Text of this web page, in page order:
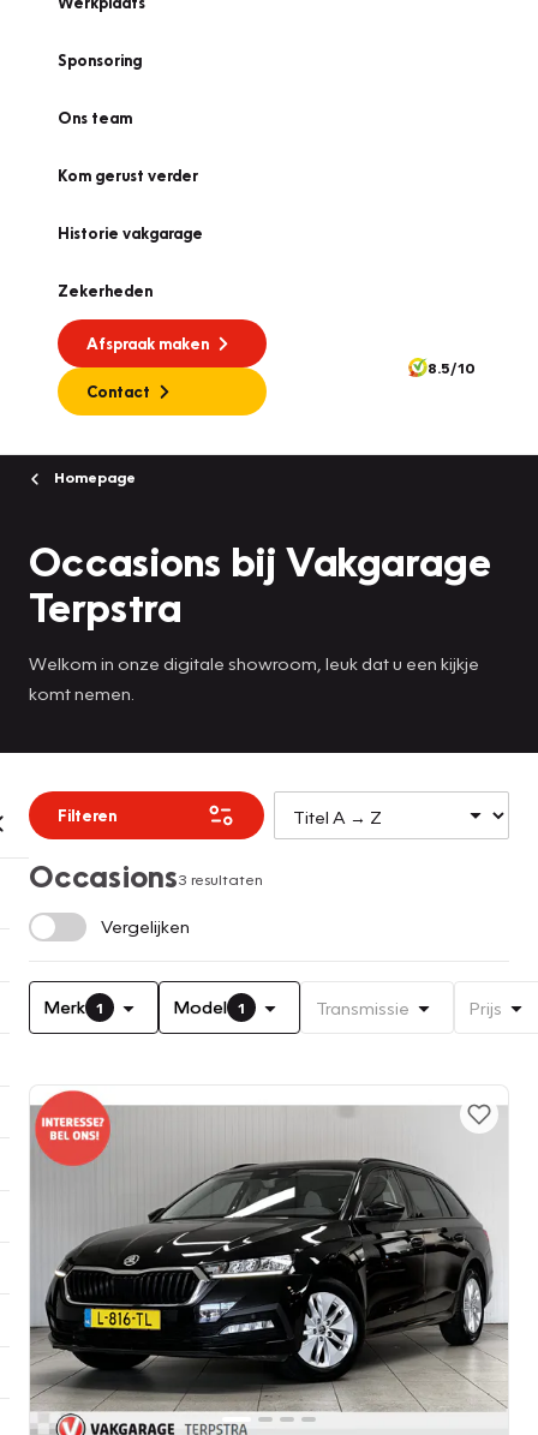
Sponsoring
Ons team
Kom gerust verder
Historie vakgarage
Zekerheden
Afspraak maken
Contact
8.5/10
Homepage
Occasions bij Vakgarage
Terpstra
Welkom in onze digitale showroom, leuk dat u een kijkje
komt nemen.
Filteren
Occasions3 resultaten
Vergelijken
Merk 1 Model 1 Transmissie Prijs